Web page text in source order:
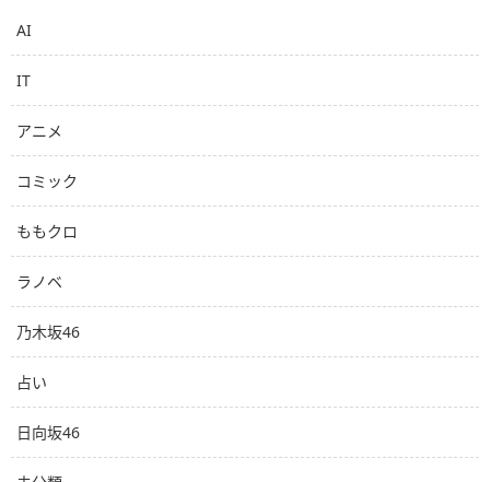
AI
IT
アニメ
コミック
ももクロ
ラノベ
乃木坂46
占い
日向坂46